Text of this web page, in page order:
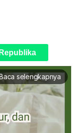
Baca selengkapnya